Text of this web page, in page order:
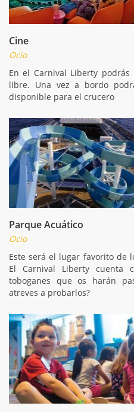
Cine
Ocio
En el Carnival Liberty
libre. Una vez a bordo
disponible para el crucero
Parque Acuático
Ocio
Este será el lugar favorito de
El Carnival Liberty cuenta
toboganes que os harán
atreves a probarlos?